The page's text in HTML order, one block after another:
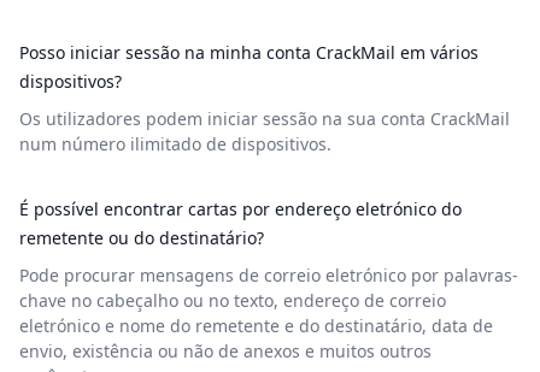
Posso iniciar sessão na minha conta CrackMail em vários
dispositivos?
Os utilizadores podem iniciar sessão na sua conta CrackMail
num número ilimitado de dispositivos.
É possível encontrar cartas por endereço eletrónico do
remetente ou do destinatário?
Pode procurar mensagens de correio eletrónico por palavras-
chave no cabeçalho ou no texto, endereço de correio
eletrónico e nome do remetente e do destinatário, data de
envio, existência ou não de anexos e muitos outros